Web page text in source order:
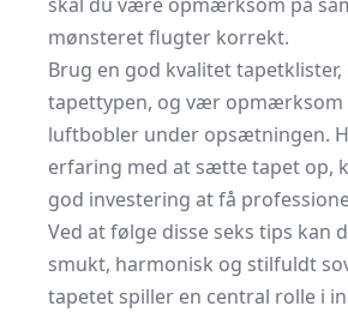
mønsteret flugter korrekt.
Brug en god kvalitet
tapettypen, og vær opmærksom
luftbobler under opsætningen.
erfaring med at sætte tapet op,
god investering at få
Ved at følge disse seks tips kan
smukt, harmonisk og stilfuldt
tapetet spiller en central rolle i